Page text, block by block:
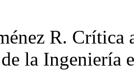
R.
de la